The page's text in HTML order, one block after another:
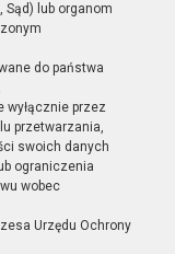
Sąd) lub organom
do państwa
wyłącznie przez
przetwarzania,
swoich danych
ograniczenia
wobec
Urzędu Ochrony